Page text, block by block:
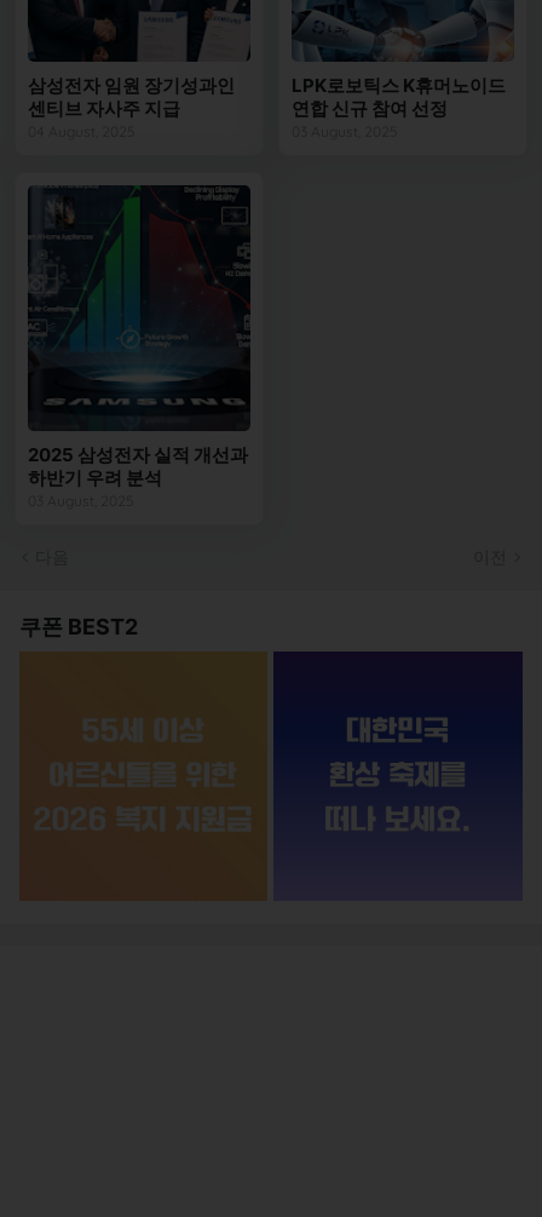
삼성전자 임원 장기성과인
센티브 자사주 지급
LPK로보틱스 K휴머노이드
연합 신규 참여 선정
2025 삼성전자 실적 개선과
하반기 우려 분석
쿠폰 BEST2